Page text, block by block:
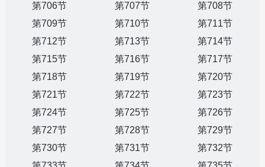
第706节
第707节
第708节
第709节
第710节
第711节
第712节
第713节
第714节
第715节
第716节
第717节
第718节
第719节
第720节
第721节
第722节
第723节
第724节
第725节
第726节
第727节
第728节
第729节
第730节
第731节
第732节